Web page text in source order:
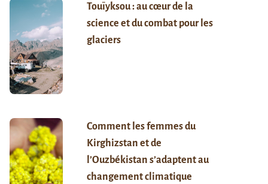
Touïyksou : au cœur de la
science et du combat pour les
glaciers
Comment les femmes du
Kirghizstan et de
l’Ouzbékistan s’adaptent au
changement climatique